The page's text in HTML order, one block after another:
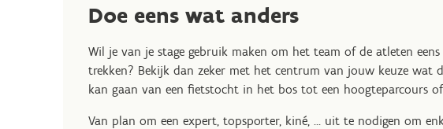
Doe eens wat anders
Wil je van je stage gebruik maken om het team of de atleten
trekken? Bekijk dan zeker met het centrum van jouw keuze wat
kan gaan van een fietstocht in het bos tot een hoogteparcours
Van plan om een expert, topsporter, kiné, ... uit te nodigen om